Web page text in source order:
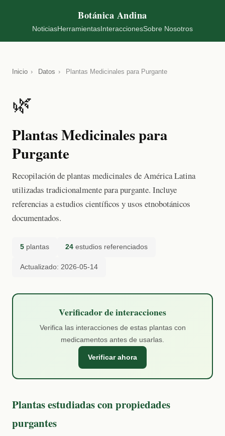
Botánica Andina
NoticiasHerramientas InteraccionesSobre Nosotros
Inicio › Datos › Plantas Medicinales para Purgante
🌿
Plantas Medicinales para
Purgante
Recopilación de plantas medicinales de América Latina
utilizadas tradicionalmente para purgante. Incluye
referencias a estudios científicos y usos etnobotánicos
documentados.
5 plantas 24 estudios referenciados
Actualizado: 2026-05-14
Verificador de interacciones
Verifica las interacciones de estas plantas con
medicamentos antes de usarlas.
Verificar ahora
Plantas estudiadas con propiedades
purgantes